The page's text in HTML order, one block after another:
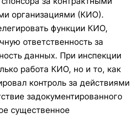
организациями (КИО).
функции КИО,
ответственность за
данных. При инспекции
работа КИО, но и то, как
контроль за действиями
задокументированного
существенное